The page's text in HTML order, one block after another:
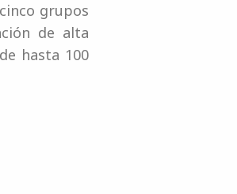
grupos
de alta
hasta 100